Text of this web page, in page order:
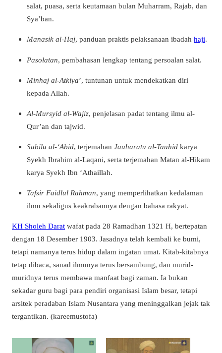
salat, puasa, serta keutamaan bulan Muharram, Rajab, dan
Sya’ban.
Manasik al-Haj, panduan praktis pelaksanaan ibadah haji.
Pasolatan, pembahasan lengkap tentang persoalan salat.
Minhaj al-Atkiya’, tuntunan untuk mendekatkan diri
kepada Allah.
Al-Mursyid al-Wajiz, penjelasan padat tentang ilmu al-
Qur’an dan tajwid.
Sabilu al-‘Abid, terjemahan Jauharatu al-Tauhid karya
Syekh Ibrahim al-Laqani, serta terjemahan Matan al-Hikam
karya Syekh Ibn ‘Athaillah.
Tafsir Faidlul Rahman, yang memperlihatkan kedalaman
ilmu sekaligus keakrabannya dengan bahasa rakyat.
KH Sholeh Darat wafat pada 28 Ramadhan 1321 H, bertepatan
dengan 18 Desember 1903. Jasadnya telah kembali ke bumi,
tetapi namanya terus hidup dalam ingatan umat. Kitab-kitabnya
tetap dibaca, sanad ilmunya terus bersambung, dan murid-
muridnya terus membawa manfaat bagi zaman. Ia bukan
sekadar guru bagi para pendiri organisasi Islam besar, tetapi
arsitek peradaban Islam Nusantara yang meninggalkan jejak tak
tergantikan. (kareemustofa)